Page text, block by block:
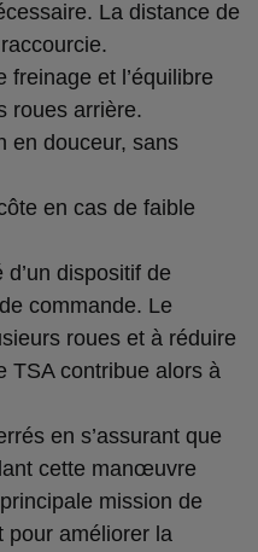
La distance de
et l’équilibre
roues arrière.
en douceur, sans
en cas de faible
dispositif de
commande. Le
roues et à réduire
TSA contribue alors à
en s’assurant que
cette manœuvre
mission de
pour améliorer la